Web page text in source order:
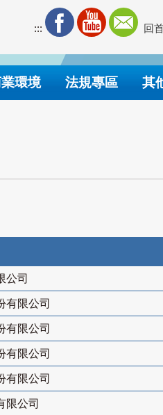
::: 回
環境 法規專區 其
公司
有限公司
有限公司
有限公司
有限公司
限公司